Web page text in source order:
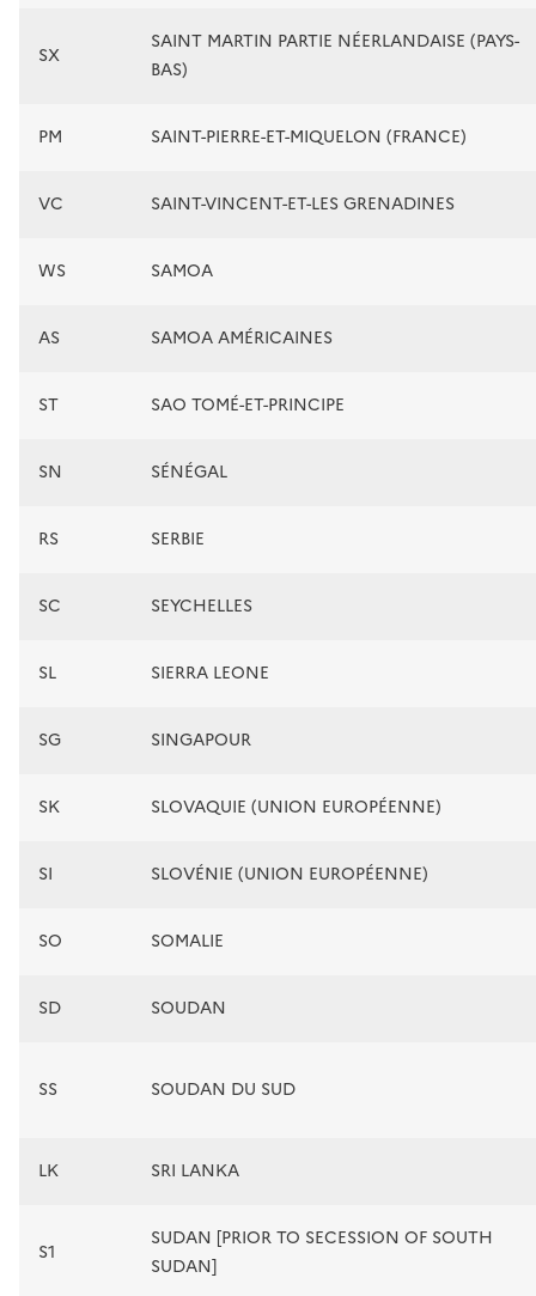
SX
SAINT MARTIN PARTIE NÉERLANDAISE (PAYS-
BAS)
PM SAINT-PIERRE-ET-MIQUELON (FRANCE)
VC SAINT-VINCENT-ET-LES GRENADINES
WS SAMOA
AS SAMOA AMÉRICAINES
ST SAO TOMÉ-ET-PRINCIPE
SN SÉNÉGAL
RS SERBIE
SC SEYCHELLES
SL SIERRA LEONE
SG SINGAPOUR
SK SLOVAQUIE (UNION EUROPÉENNE)
SI SLOVÉNIE (UNION EUROPÉENNE)
SO SOMALIE
SD SOUDAN
SS SOUDAN DU SUD
LK SRI LANKA
S1
SUDAN [PRIOR TO SECESSION OF SOUTH
SUDAN]